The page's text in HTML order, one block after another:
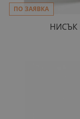
ПО ЗАЯВКА
НИСЪК